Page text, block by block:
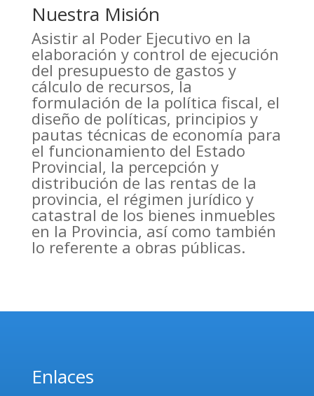
Nuestra Misión
Asistir al Poder Ejecutivo en la
elaboración y control de ejecución
del presupuesto de gastos y
cálculo de recursos, la
formulación de la política fiscal, el
diseño de políticas, principios y
pautas técnicas de economía para
el funcionamiento del Estado
Provincial, la percepción y
distribución de las rentas de la
provincia, el régimen jurídico y
catastral de los bienes inmuebles
en la Provincia, así como también
lo referente a obras públicas.
Enlaces